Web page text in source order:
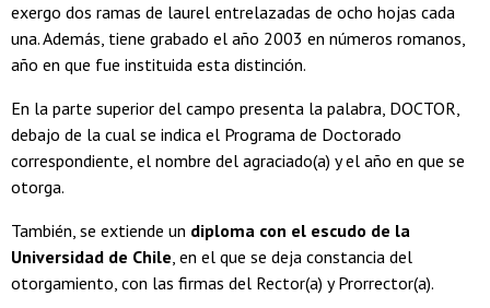
exergo dos ramas de laurel entrelazadas de ocho hojas cada
una. Además, tiene grabado el año 2003 en números romanos,
año en que fue instituida esta distinción.
En la parte superior del campo presenta la palabra, DOCTOR,
debajo de la cual se indica el Programa de Doctorado
correspondiente, el nombre del agraciado(a) y el año en que se
otorga.
También, se extiende un diploma con el escudo de la
Universidad de Chile, en el que se deja constancia del
otorgamiento, con las firmas del Rector(a) y Prorrector(a).